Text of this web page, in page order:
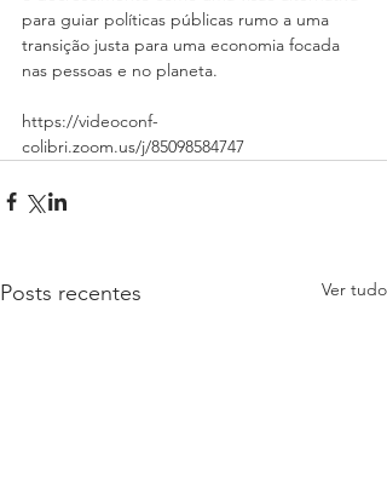
para guiar políticas públicas rumo a uma
transição justa para uma economia focada
nas pessoas e no planeta.
https://videoconf-
colibri.zoom.us/j/85098584747
Posts recentes Ver tudo